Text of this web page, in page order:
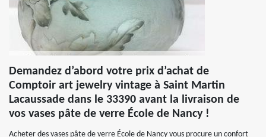
Demandez d’abord votre prix d’achat de
Comptoir art jewelry vintage à Saint Martin
Lacaussade dans le 33390 avant la livraison de
vos vases pâte de verre École de Nancy !
Acheter des vases pâte de verre École de Nancy vous procure un confort